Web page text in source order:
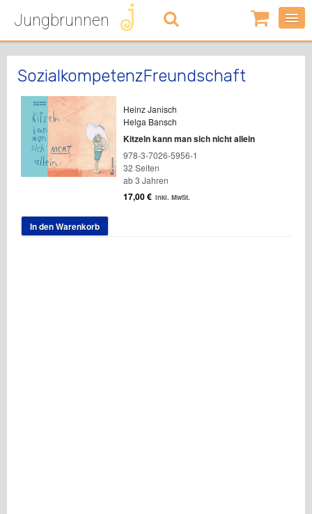
Jungbrunnen
0
Artikel
-
SozialkompetenzFreundschaft
Heinz Janisch
Helga Bansch
Kitzeln kann man sich nicht allein
978-3-7026-5956-1
32 Seiten
ab 3 Jahren
17,00€ inkl. MwSt.
In den Warenkorb